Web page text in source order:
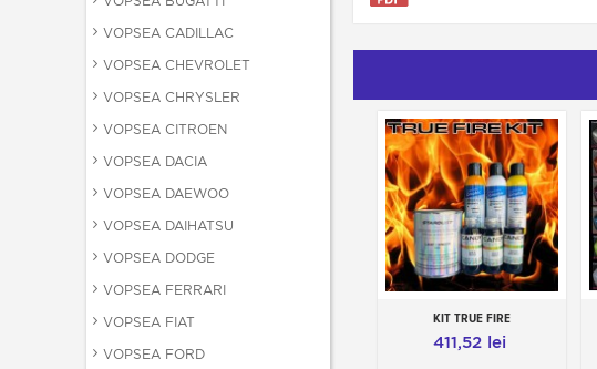
VOPSEA CADILLAC
VOPSEA CHEVROLET
VOPSEA CHRYSLER
VOPSEA CITROEN
VOPSEA DACIA
VOPSEA DAEWOO
VOPSEA DAIHATSU
VOPSEA DODGE
VOPSEA FERRARI
VOPSEA FIAT
VOPSEA FORD
Adauga in cos
KIT TRUE FIRE
411,52 lei